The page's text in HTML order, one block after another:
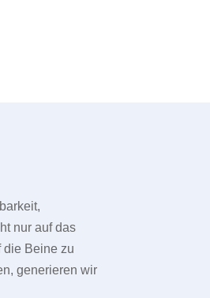
nur auf das
die Beine zu
generieren wir